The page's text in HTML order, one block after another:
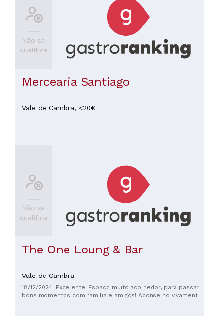
Não se
qualifica
Mercearia Santiago
Vale de Cambra, <20€
Não se
qualifica
The One Loung & Bar
Vale de Cambra
18/12/2024: Excelente. Espaço muito acolhedor, para passar
bons momentos com família e amigos! Aconselho vivamente!!